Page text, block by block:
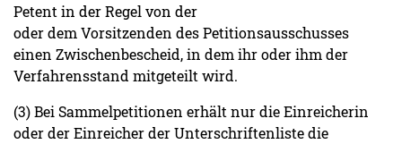
Petent in der Regel von der
oder dem Vorsitzenden des Petitionsausschusses
einen Zwischenbescheid, in dem ihr oder ihm der
Verfahrensstand mitgeteilt wird.
(3) Bei Sammelpetitionen erhält nur die Einreicherin
oder der Einreicher der Unterschriftenliste die